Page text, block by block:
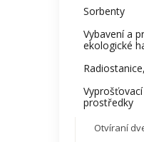
Sorbenty
Vybavení a
ekologické
prostředky
Otvíraní